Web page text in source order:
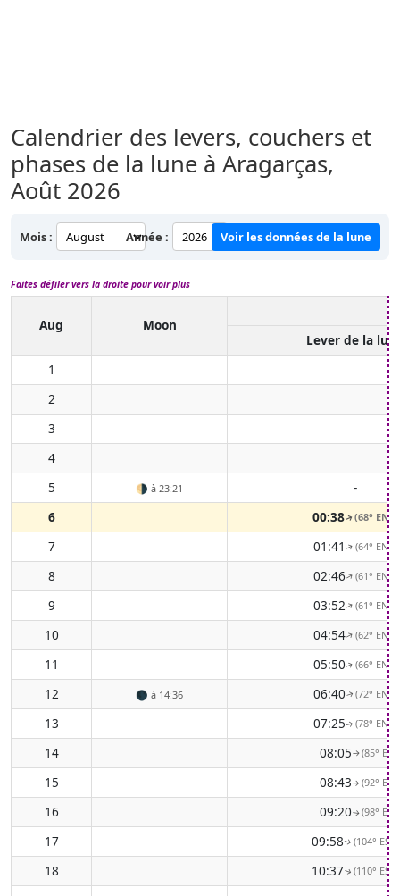
Calendrier des levers, couchers et
phases de la lune à Aragarças,
Août 2026
Mois : Année : Voir les données de la lune
Faites défiler vers la droite pour voir plus
Aug
Moon
Lever de la
1
2
3
4
5
🌗 à 23:21
-
6
00:38↑(68° ENE)
7 01:41 ↑(64° ENE)
8 02:46↑(61° ENE)
9 03:52↑(61° ENE)
10 04:54↑(62° ENE)
11 05:50↑(66° ENE)
12 🌑 à 14:36 06:40↑(72° ENE)
13 07:25↑(78° ENE)
14 08:05↑(85° E)
15 08:43↑(92° E)
16 09:20↑(98° E)
17 09:58↑(104° ESE)
18 10:37↑(110° ESE)